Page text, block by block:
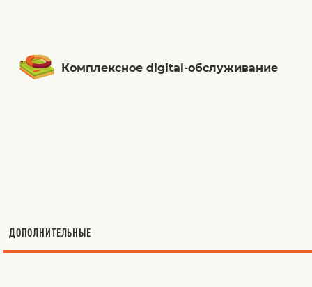
Комплексное digital-обслуживание
ДОПОЛНИТЕЛЬНЫЕ